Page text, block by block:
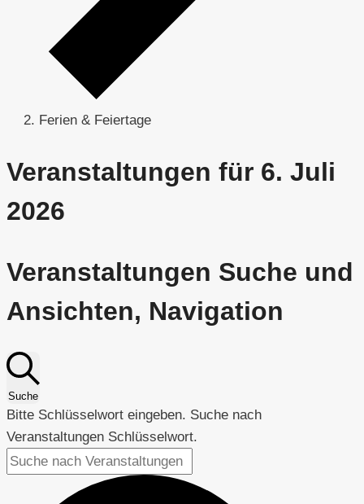
Ferien & Feiertage
Veranstaltungen für 6. Juli
2026
Veranstaltungen Suche und
Ansichten, Navigation
Suche
Bitte Schlüsselwort eingeben. Suche nach
Veranstaltungen Schlüsselwort.